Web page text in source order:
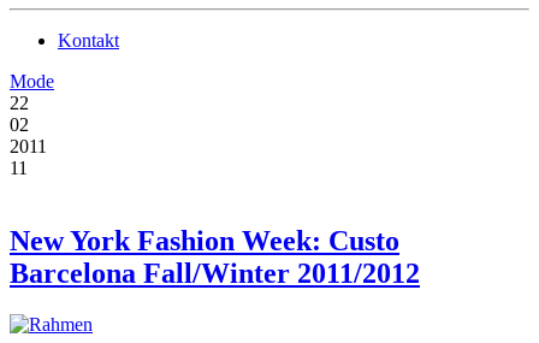
Kontakt
Mode
22
02
2011
11
New York Fashion Week: Custo
Barcelona Fall/Winter 2011/2012